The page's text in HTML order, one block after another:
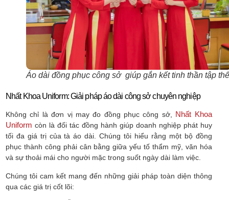
Áo dài đồng phục công sở giúp gắn kết tinh thần tập thể
Nhất Khoa Uniform: Giải pháp áo dài công sở chuyên nghiệp
Không chỉ là đơn vị may đo đồng phục công sở, Nhất Khoa
Uniform còn là đối tác đồng hành giúp doanh nghiệp phát huy
tối đa giá trị của tà áo dài. Chúng tôi hiểu rằng một bộ đồng
phục thành công phải cân bằng giữa yếu tố thẩm mỹ, văn hóa
và sự thoải mái cho người mặc trong suốt ngày dài làm việc.
Chúng tôi cam kết mang đến những giải pháp toàn diện thông
qua các giá trị cốt lõi: